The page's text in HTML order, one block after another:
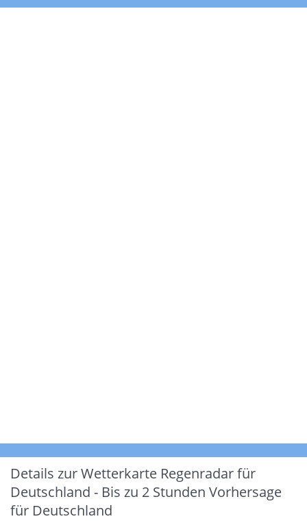
Details zur Wetterkarte Regenradar für
Deutschland - Bis zu 2 Stunden Vorhersage
für Deutschland